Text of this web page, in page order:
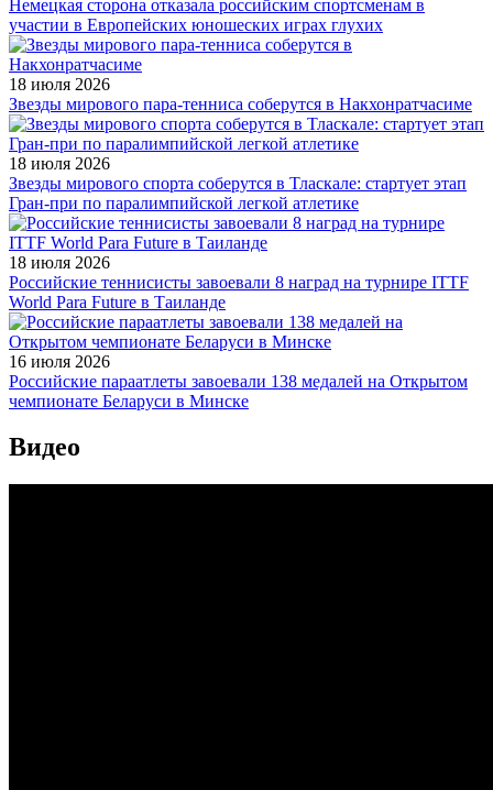
Немецкая сторона отказала российским спортсменам в
участии в Европейских юношеских играх глухих
18 июля 2026
Звезды мирового пара-тенниса соберутся в Накхонратчасиме
18 июля 2026
Звезды мирового спорта соберутся в Тласкале: стартует этап
Гран-при по паралимпийской легкой атлетике
18 июля 2026
Российские теннисисты завоевали 8 наград на турнире ITTF
World Para Future в Таиланде
16 июля 2026
Российские параатлеты завоевали 138 медалей на Открытом
чемпионате Беларуси в Минске
Видео